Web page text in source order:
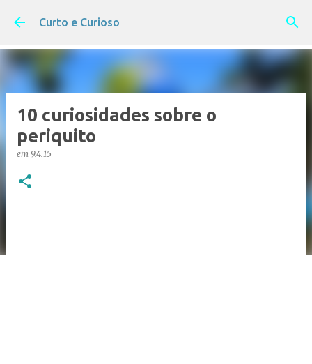
Pular para o conteúdo principal
Curto e Curioso
10 curiosidades sobre o
periquito
em 9.4.15